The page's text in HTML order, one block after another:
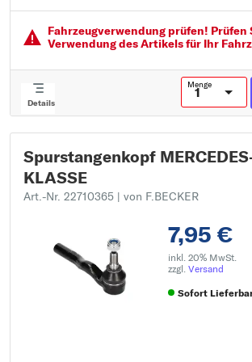
Fahrzeugver­wendung prüfen! Prüfen
Verwendung des Artikels für Ihr
Details
Menge
Spurstangenkopf
KLASSE
Art.-Nr. 22710365 | von F.BECKER
7,95 €
inkl. 20% MwSt.
zzgl. Versand
Sofort